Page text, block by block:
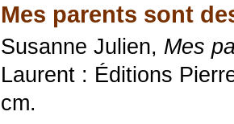
Mes parents sont
Susanne Julien, Mes
Laurent : Éditions
cm.